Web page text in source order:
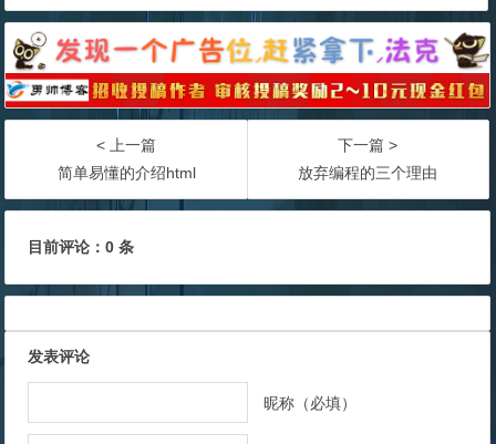
< 上一篇
简单易懂的介绍html
下一篇 >
放弃编程的三个理由
目前评论：0 条
发表评论
昵称（必填）